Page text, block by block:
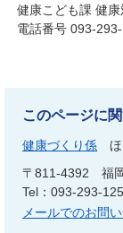
健康こども課 健康
電話番号 093-
このページに
健康づくり係
〒811-4392
福
Tel：093-293-
メールでのお問